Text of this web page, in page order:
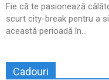
Fie că te pasionează
scurt city-break pentru a
această perioadă în...
Cadouri